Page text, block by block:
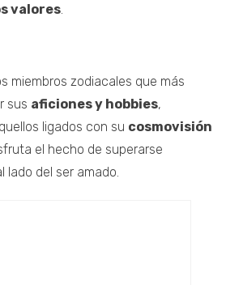
valores
miembros zodiacales que más
sus aficiones y hobbies,
ligados con su cosmovisión
el hecho de superarse
lado del ser amado.